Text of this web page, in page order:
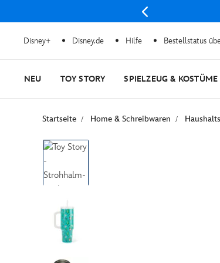
Disney+ Disney.de Hilfe Bestellstatus
NEU TOY STORY SPIELZEUG & KOSTÜME
Startseite Home & Schreibwaren